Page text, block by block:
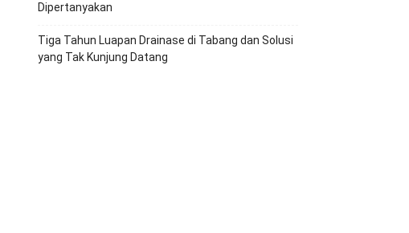
Dipertanyakan
Tiga Tahun Luapan Drainase di Tabang dan Solusi
yang Tak Kunjung Datang